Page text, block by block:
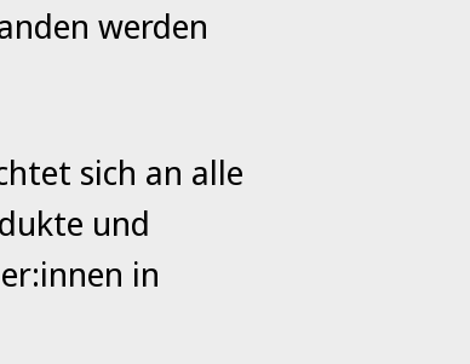
werden
sich an alle
und
in